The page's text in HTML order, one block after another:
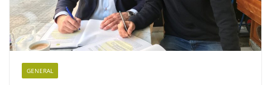
GENERAL